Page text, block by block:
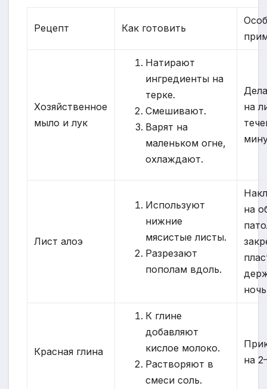
Рецепт Как готовить
Хозяйственное
мыло и лук
Натирают
ингредиенты на
терке.
Смешивают.
Варят на
маленьком огне,
охлаждают.
на
Лист алоэ
Используют
нижние
мясистые листы.
Разрезают
пополам вдоль.
на
ночь
Красная глина
К глине
добавляют
кислое молоко.
Растворяют в
смеси соль.
на